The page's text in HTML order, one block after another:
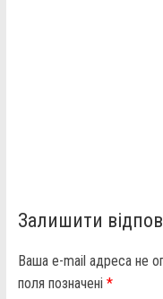
Залишити
Ваша e-mail адреса не
поля позначені *